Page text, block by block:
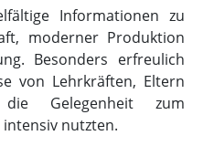
sich sehen lassen:
und
machten die
wie lebendig,
das Leben im